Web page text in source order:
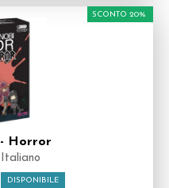
Horror
DISPONIBILE
SCONTO 20%